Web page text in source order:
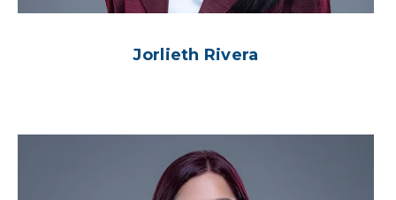
Jorlieth Rivera